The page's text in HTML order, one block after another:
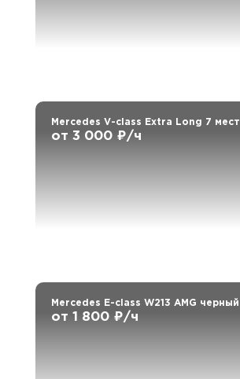
Mercedes V-class Extra Long 7 мест
от 3 000 ₽/ч
Mercedes E-class W213 AMG черный
от 1 800 ₽/ч